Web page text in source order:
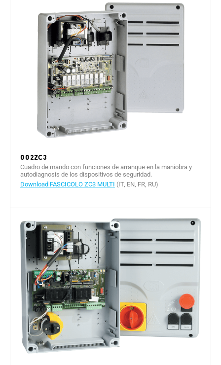
002ZC3
Cuadro de mando con funciones de arranque en la maniobra y
autodiagnosis de los dispositivos de seguridad.
Download FASCICOLO ZC3 MULTI (IT, EN, FR, RU)